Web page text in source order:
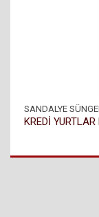
SANDALYE
KREDİ YURTLAR